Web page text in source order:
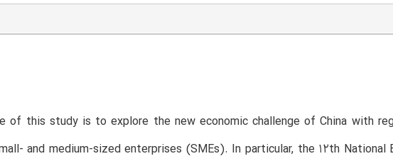
of this study is to explore the new economic challenge of China with
and medium-sized enterprises (SMEs). In particular, the 12th National